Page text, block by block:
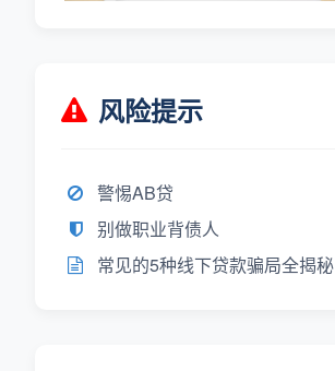
风险提示
警惕AB贷
别做职业背债人
常见的5种线下贷款骗局全揭秘